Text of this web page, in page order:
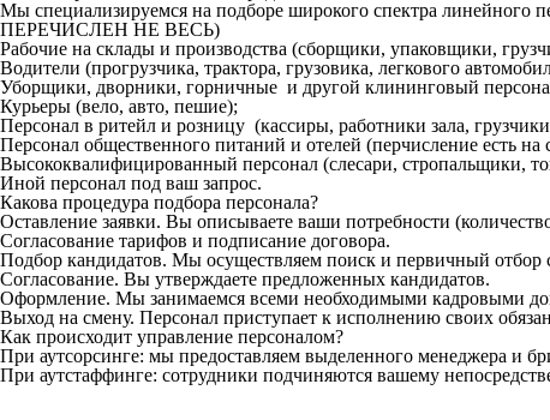
Мы специализируемся на подборе широкого спектра
ПЕРЕЧИСЛЕН НЕ ВЕСЬ)
Рабочие на склады и производства (сборщики, упаковщики,
Водители (прогрузчика, трактора, грузовика, легкового
Уборщики, дворники, горничные и другой клининговый
Курьеры (вело, авто, пешие);
Персонал в ритейл и розницу (кассиры, работники зала,
Персонал общественного питаний и отелей (перчисление есть на
Высококвалифицированный персонал (слесари, стропальщики,
Иной персонал под ваш запрос.
Какова процедура подбора персонала?
Оставление заявки. Вы описываете ваши потребности
Согласование тарифов и подписание договора.
Подбор кандидатов. Мы осуществляем поиск и первичный
Согласование. Вы утверждаете предложенных кандидатов.
Оформление. Мы занимаемся всеми необходимыми кадровыми
Выход на смену. Персонал приступает к исполнению своих
Как происходит управление персоналом?
При аутсорсинге: мы предоставляем выделенного менеджера и
При аутстаффинге: сотрудники подчиняются вашему